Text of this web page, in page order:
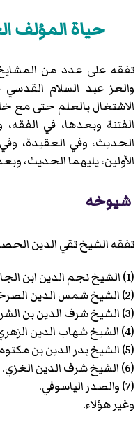
حياة المؤلف
تفقه على عدد من
والعز عبد السلام
الاشتغال بالعلم حتى مع
الفتنة وبعدها، في
الحديث، وفي العقيدة،
الأولين، يليهما الحديث،
شيوخه
تفقه الشيخ تقي الدين
(1) الشيخ نجم الدين ابن الجابي.
(2) الشيخ شمس الدين الصرخدي.
(3) الشيخ شرف الدين بن الشريشي.
(4) الشيخ شهاب الدين الزهري.
(5) الشيخ بدر الدين بن مكتوم.
(6) الشيخ شرف الدين الغزي.
(7) والصدر الياسوفي.
وغير هؤلاء.